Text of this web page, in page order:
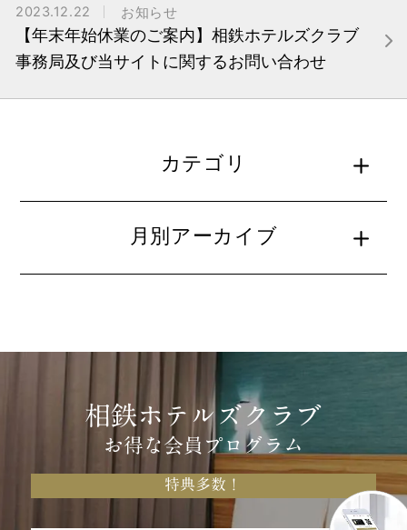
2023.12.22 お知らせ
【年末年始休業のご案内】相鉄ホテルズクラブ
事務局及び当サイトに関するお問い合わせ
カテゴリ
月別アーカイブ
相鉄ホテルズクラブ
お得な会員プログラム
特典多数！